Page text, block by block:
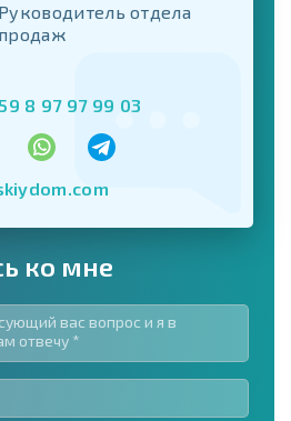
Руководитель отдела
продаж
8 97 97 99 03
ко мне